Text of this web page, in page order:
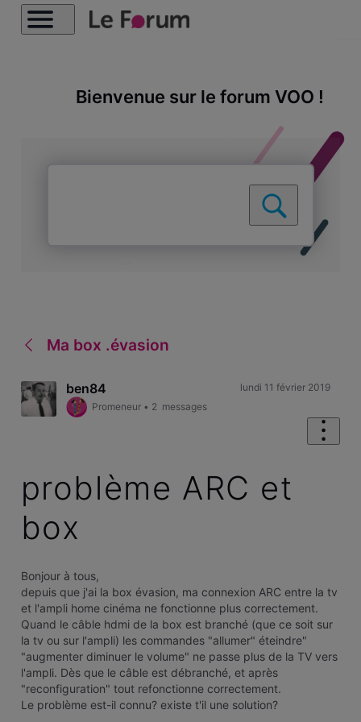
Bienvenue sur le forum VOO !
Ma box .évasion
ben84
Promeneur • 2 messages
lundi 11 février 2019
problème ARC et
box
Bonjour à tous,
depuis que j'ai la box évasion, ma connexion ARC entre la tv
et l'ampli home cinéma ne fonctionne plus correctement.
Quand le câble hdmi de la box est branché (que ce soit sur
la tv ou sur l'ampli) les commandes "allumer" éteindre"
"augmenter diminuer le volume" ne passe plus de la TV vers
l'ampli. Dès que le câble est débranché, et après
"reconfiguration" tout refonctionne correctement.
Le problème est-il connu? existe t'il une solution?